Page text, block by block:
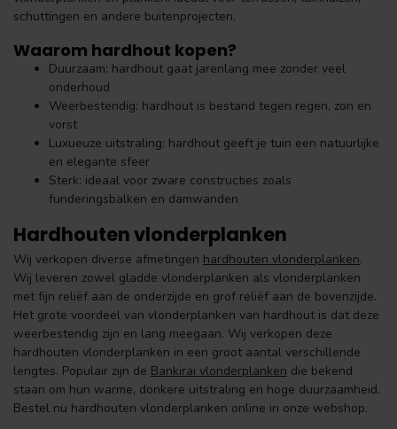
schuttingen en andere buitenprojecten.
Waarom hardhout kopen?
Duurzaam: hardhout gaat jarenlang mee zonder veel
onderhoud
Weerbestendig: hardhout is bestand tegen regen, zon en
vorst
Luxueuze uitstraling: hardhout geeft je tuin een natuurlijke
en elegante sfeer
Sterk: ideaal voor zware constructies zoals
funderingsbalken en damwanden
Hardhouten vlonderplanken
Wij verkopen diverse afmetingen hardhouten vlonderplanken.
Wij leveren zowel gladde vlonderplanken als vlonderplanken
met fijn reliëf aan de onderzijde en grof reliëf aan de bovenzijde.
Het grote voordeel van vlonderplanken van hardhout is dat deze
weerbestendig zijn en lang meegaan. Wij verkopen deze
hardhouten vlonderplanken in een groot aantal verschillende
lengtes. Populair zijn de Bankirai vlonderplanken die bekend
staan om hun warme, donkere uitstraling en hoge duurzaamheid.
Bestel nu hardhouten vlonderplanken online in onze webshop.